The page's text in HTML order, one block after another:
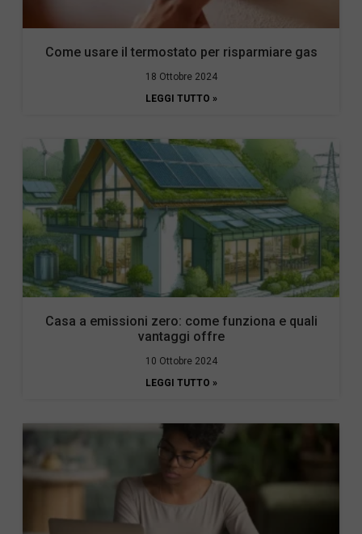
Come usare il termostato per risparmiare gas
18 Ottobre 2024
LEGGI TUTTO »
Casa a emissioni zero: come funziona e quali
vantaggi offre
10 Ottobre 2024
LEGGI TUTTO »